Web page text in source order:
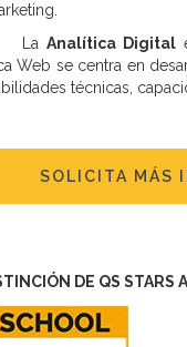
La Analítica Digital
Web se centra en
técnicas,
SOLICITA MÁS
DE QS